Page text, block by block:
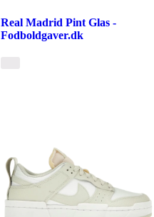
Real Madrid Pint Glas -
Fodboldgaver.dk